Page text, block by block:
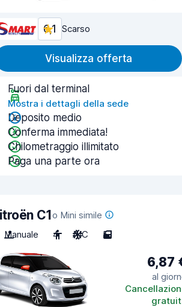
6,1 Scarso
Visualizza offerta
Fuori dal terminal
Mostra i dettagli della sede
Deposito medio
Conferma immediata!
Chilometraggio illimitato
Paga una parte ora
C1o Mini simile
Manuale
4 A/C 5
6,87
al